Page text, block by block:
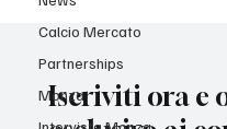
Calcio Mercato
Partnerships
Monza
Iscriviti ora e